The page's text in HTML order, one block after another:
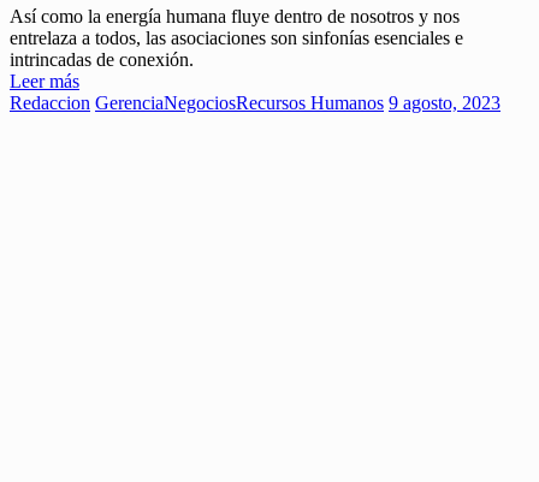
Así como la energía humana fluye dentro de nosotros y nos
entrelaza a todos, las asociaciones son sinfonías esenciales e
intrincadas de conexión.
Leer más
Redaccion GerenciaNegociosRecursos Humanos 9 agosto, 2023